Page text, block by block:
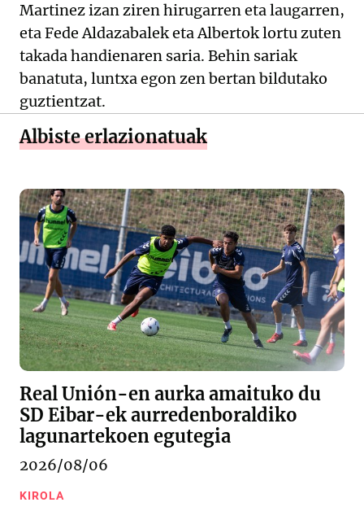
Martinez izan ziren hirugarren eta laugarren,
eta Fede Aldazabalek eta Albertok lortu zuten
takada handienaren saria. Behin sariak
banatuta, luntxa egon zen bertan bildutako
guztientzat.
Albiste erlazionatuak
Real Unión-en aurka amaituko du
SD Eibar-ek aurredenboraldiko
lagunartekoen egutegia
2026/08/06
KIROLA